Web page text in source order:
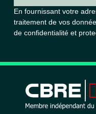
En fournissant votre
traitement de vos
de confidentialité et